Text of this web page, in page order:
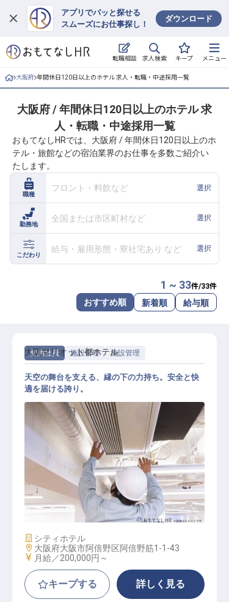
アプリでパッと探せる
スムーズにお仕事探し！
ダウンロード
転職相談 求人検索 キープ メニュー
ログイン
求人・施設を探す
就職・転職 合同説明会
おもてなしHRについて
ご利用の流れ
よくある質問
ホテル・宿泊業界情報コラム
転職サポートに申し込む
大阪府 年間休日120日以上のホテル 求人・転職・中途採用一覧
大阪府 / 年間休日120日以上のホテル 求
人・転職・中途採用一覧
おもてなしHRでは、大阪府 / 年間休日120日以上のホ
テル・旅館などの宿泊業界のお仕事を多数ご紹介い
たします。
職種
フロント・料飲など 選択
勤務地
全国または市区町村など 選択
こだわり
給与・雇用形態・寮社宅あり など 選択
1 ~ 33件/33件
おすすめ順 新着順 給与順
契約社員 施設管理 施設管理
施設管理スタッフ
大阪マリオット都ホテル
天空の舞台を支える、縁の下の力持ち。安全と快
適を届ける誇り。
施設業態
シティホテル
勤務地
大阪府大阪市阿倍野区阿倍野筋1-1-43
給与
月給／200,000円～
キープする 詳しく見る